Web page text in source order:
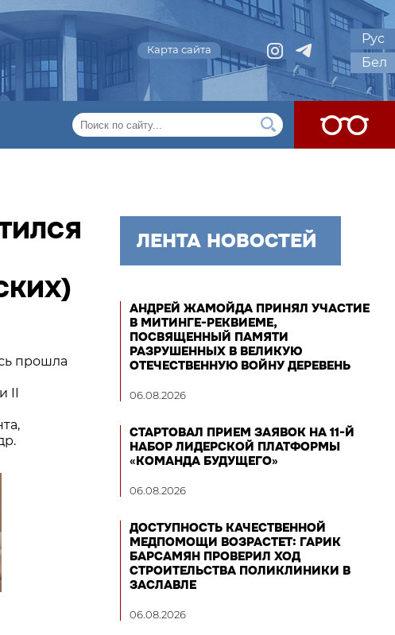
Карта сайта
Рус
Бел
прошла
II
ЛЕНТА НОВОСТЕЙ
АНДРЕЙ ЖАМОЙДА ПРИНЯЛ УЧАСТИЕ
В МИТИНГЕ-РЕКВИЕМЕ,
ПОСВЯЩЕННЫЙ ПАМЯТИ
РАЗРУШЕННЫХ В ВЕЛИКУЮ
ОТЕЧЕСТВЕННУЮ ВОЙНУ ДЕРЕВЕНЬ
06.08.2026
СТАРТОВАЛ ПРИЕМ ЗАЯВОК НА 11-Й
НАБОР ЛИДЕРСКОЙ ПЛАТФОРМЫ
«КОМАНДА БУДУЩЕГО»
06.08.2026
ДОСТУПНОСТЬ КАЧЕСТВЕННОЙ
МЕДПОМОЩИ ВОЗРАСТЕТ: ГАРИК
БАРСАМЯН ПРОВЕРИЛ ХОД
СТРОИТЕЛЬСТВА ПОЛИКЛИНИКИ В
ЗАСЛАВЛЕ
06.08.2026